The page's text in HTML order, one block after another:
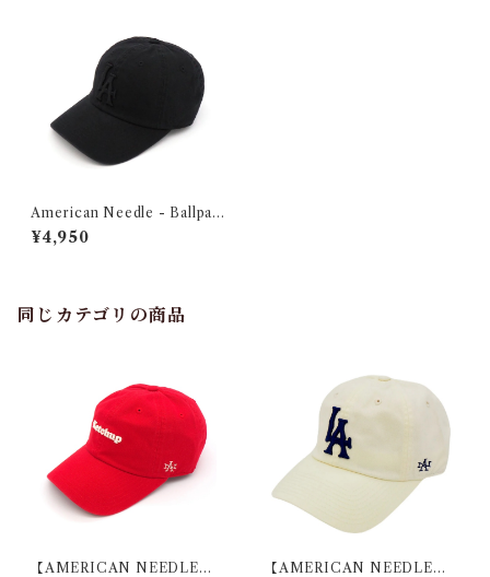
American Needle - Ballpar
k Los Angeles Black
¥4,950
同じカテゴリの商品
【AMERICAN NEEDLE】B
【AMERICAN NEEDLE】B